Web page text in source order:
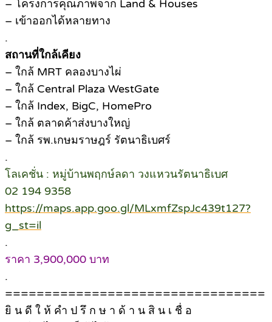
– โครงการคุณภาพจาก Land & Houses
– เข้าออกได้หลายทาง
.
สถานที่ใกล้เคียง
– ใกล้ MRT คลองบางไผ่
– ใกล้ Central Plaza WestGate
– ใกล้ Index, BigC, HomePro
– ใกล้ ตลาดค้าส่งบางใหญ่
– ใกล้ รพ.เกษมราษฎร์ รัตนาธิเบศร์
.
โลเคชั่น : หมู่บ้านพฤกษ์ลดา วงแหวนรัตนาธิเบศ
02 194 9358
https://maps.app.goo.gl/MLxmfZspJc439t127?
g_st=il
.
ราคา 3,900,000 บาท
.
=================================
ยิ น ดี ใ ห้ คำ ป รึ ก ษ า ด้ า น สิ น เ ชื่ อ